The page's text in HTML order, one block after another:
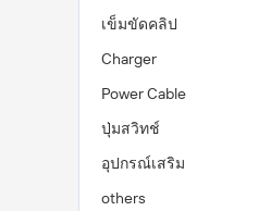
เข็มขัดคลิป
Charger
Power Cable
ปุ่มสวิทช์
อุปกรณ์เสริม
others